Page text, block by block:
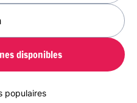
disponibles
populaires